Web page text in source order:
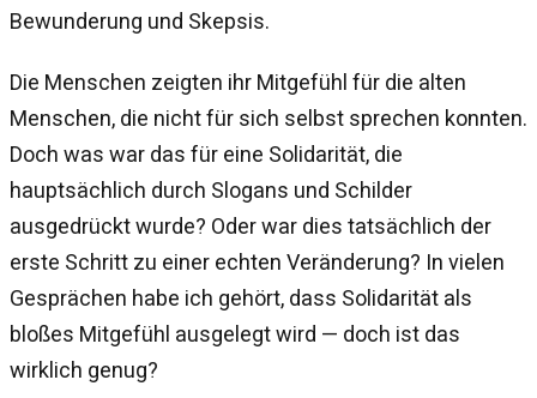
Bewunderung und Skepsis.
Die Menschen zeigten ihr Mitgefühl für die alten
Menschen, die nicht für sich selbst sprechen konnten.
Doch was war das für eine Solidarität, die
hauptsächlich durch Slogans und Schilder
ausgedrückt wurde? Oder war dies tatsächlich der
erste Schritt zu einer echten Veränderung? In vielen
Gesprächen habe ich gehört, dass Solidarität als
bloßes Mitgefühl ausgelegt wird — doch ist das
wirklich genug?